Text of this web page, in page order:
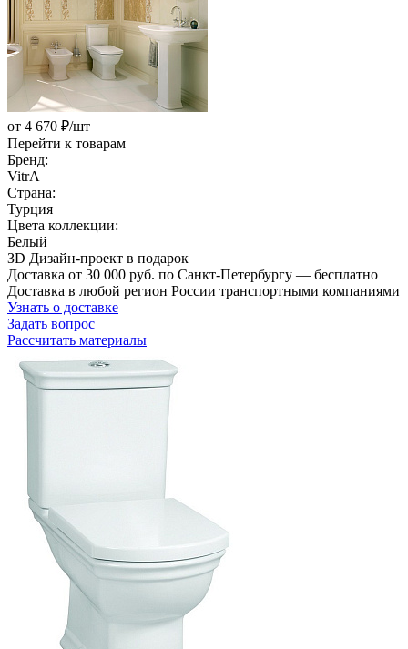
от 4 670 ₽/шт
Перейти к товарам
Бренд:
VitrA
Страна:
Турция
Цвета коллекции:
Белый
ЗD Дизайн-проект в подарок
Доставка от 30 000 руб. по Санкт-Петербургу — бесплатно
Доставка в любой регион России транспортными компаниями
Узнать о доставке
Задать вопрос
Рассчитать материалы